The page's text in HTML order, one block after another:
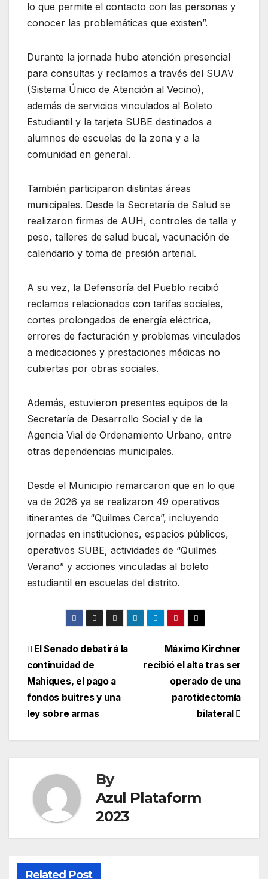
lo que permite el contacto con las personas y
conocer las problemáticas que existen”.
Durante la jornada hubo atención presencial
para consultas y reclamos a través del SUAV
(Sistema Único de Atención al Vecino),
además de servicios vinculados al Boleto
Estudiantil y la tarjeta SUBE destinados a
alumnos de escuelas de la zona y a la
comunidad en general.
También participaron distintas áreas
municipales. Desde la Secretaría de Salud se
realizaron firmas de AUH, controles de talla y
peso, talleres de salud bucal, vacunación de
calendario y toma de presión arterial.
A su vez, la Defensoría del Pueblo recibió
reclamos relacionados con tarifas sociales,
cortes prolongados de energía eléctrica,
errores de facturación y problemas vinculados
a medicaciones y prestaciones médicas no
cubiertas por obras sociales.
Además, estuvieron presentes equipos de la
Secretaría de Desarrollo Social y de la
Agencia Vial de Ordenamiento Urbano, entre
otras dependencias municipales.
Desde el Municipio remarcaron que en lo que
va de 2026 ya se realizaron 49 operativos
itinerantes de “Quilmes Cerca”, incluyendo
jornadas en instituciones, espacios públicos,
operativos SUBE, actividades de “Quilmes
Verano” y acciones vinculadas al boleto
estudiantil en escuelas del distrito.
Máximo Kirchner
recibió el alta tras ser
operado de una
parotidectomía
bilateral
El Senado debatirá la
continuidad de
Mahiques, el pago a
fondos buitres y una
ley sobre armas
By
Azul Plataform
2023
Related Post